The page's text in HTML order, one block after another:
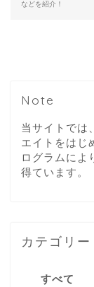
などを紹介！
Note
当サイトでは
エイトをはじ
ログラムによ
得ています。
カテゴリー
すべて